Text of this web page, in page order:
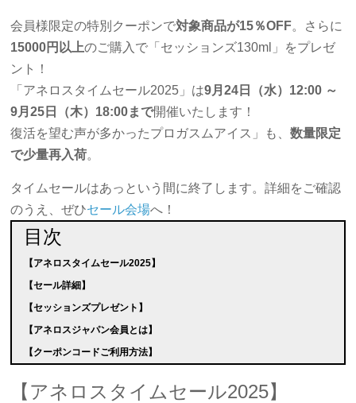
会員様限定の特別クーポンで対象商品が15％OFF。さらに
15000円以上のご購入で「セッションズ130ml」をプレゼ
ント！
「アネロスタイムセール2025」は9月24日（水）12:00 ～
9月25日（木）18:00まで開催いたします！
復活を望む声が多かったプロガスムアイス」も、数量限定
で少量再入荷。
タイムセールはあっという間に終了します。詳細をご確認
のうえ、ぜひセール会場へ！
目次
【アネロスタイムセール2025】
【セール詳細】
【セッションズプレゼント】
【アネロスジャパン会員とは】
【クーポンコードご利用方法】
【アネロスタイムセール2025】